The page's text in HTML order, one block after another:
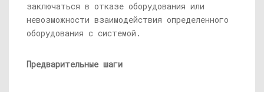
заключаться в отказе оборудования или
невозможности взаимодействия определенного
оборудования с системой.
Предварительные шаги